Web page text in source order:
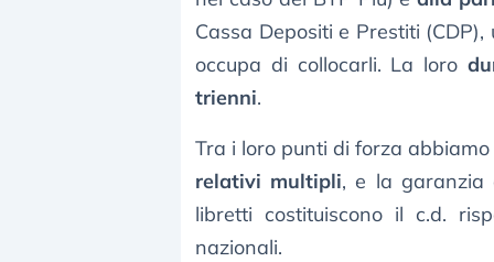
Cassa Depositi e Prestiti
occupa di collocarli. La loro
trienni.
Tra i loro punti di forza
relativi multipli, e la garanzia
libretti costituiscono il c.d.
nazionali.